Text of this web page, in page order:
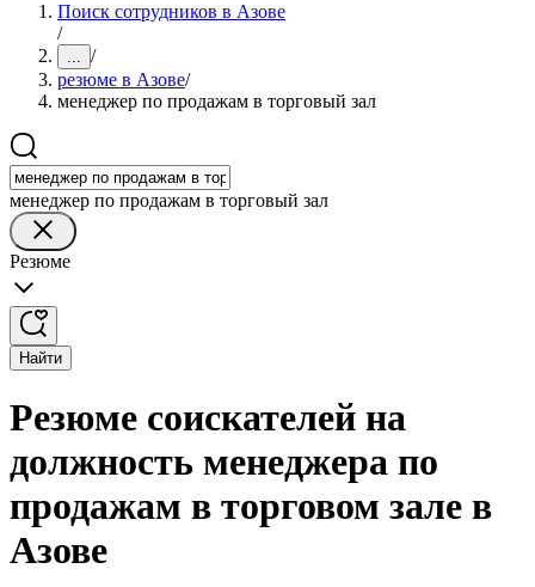
Поиск сотрудников в Азове
/
... /
резюме в Азове/
менеджер по продажам в торговый зал
менеджер по продажам в торговый зал
Резюме
Найти
Резюме соискателей на
должность менеджера по
продажам в торговом зале в
Азове